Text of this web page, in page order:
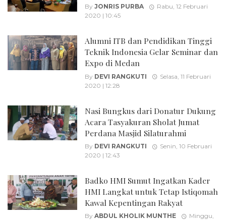
By JONRIS PURBA
Rabu, 12 Februari
2020 | 10:45
Alumni ITB dan Pendidikan Tinggi
Teknik Indonesia Gelar Seminar dan
Expo di Medan
By DEVI RANGKUTI
Selasa, 11 Februari
2020 | 12:28
Nasi Bungkus dari Donatur Dukung
Acara Tasyakuran Sholat Jumat
Perdana Masjid Silaturahmi
By DEVI RANGKUTI
Senin, 10 Februari
2020 | 12:43
Badko HMI Sumut Ingatkan Kader
HMI Langkat untuk Tetap Istiqomah
Kawal Kepentingan Rakyat
By ABDUL KHOLIK MUNTHE
Minggu,